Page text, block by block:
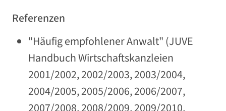
Referenzen
"Häufig empfohlener Anwalt" (JUVE
Handbuch Wirtschaftskanzleien
2001/2002, 2002/2003, 2003/2004,
2004/2005, 2005/2006, 2006/2007,